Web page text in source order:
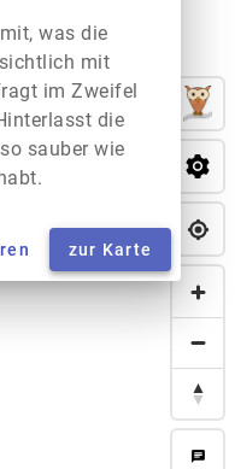
chat
was die
mit
im Zweifel
die
sauber wie
zur Karte